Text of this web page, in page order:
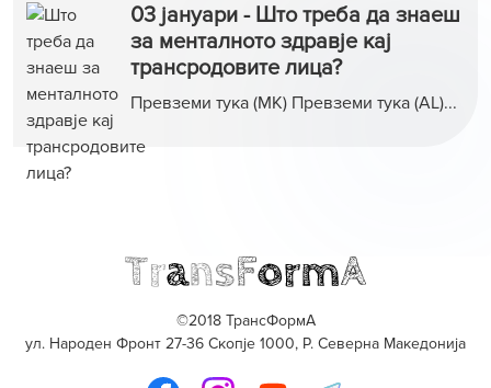
03 јануари - Што треба да знаеш
за менталното здравје кај
трансродовите лица?
Превземи тука (МК) Превземи тука (АL)...
©2018 ТрансФормА
ул. Народен Фронт 27-36 Скопје 1000, Р. Северна Македонија